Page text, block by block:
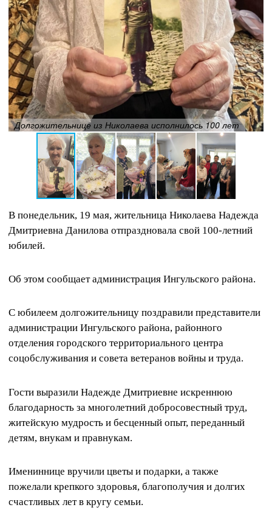
Долгожительнице из Николаева исполнилось 100 лет
В понедельник, 19 мая, жительница Николаева Надежда
Дмитриевна Данилова отпраздновала свой 100-летний
юбилей.
Об этом сообщает администрация Ингульского района.
С юбилеем долгожительницу поздравили представители
администрации Ингульского района, районного
отделения городского территориального центра
соцобслуживания и совета ветеранов войны и труда.
Гости выразили Надежде Дмитриевне искреннюю
благодарность за многолетний добросовестный труд,
житейскую мудрость и бесценный опыт, переданный
детям, внукам и правнукам.
Имениннице вручили цветы и подарки, а также
пожелали крепкого здоровья, благополучия и долгих
счастливых лет в кругу семьи.